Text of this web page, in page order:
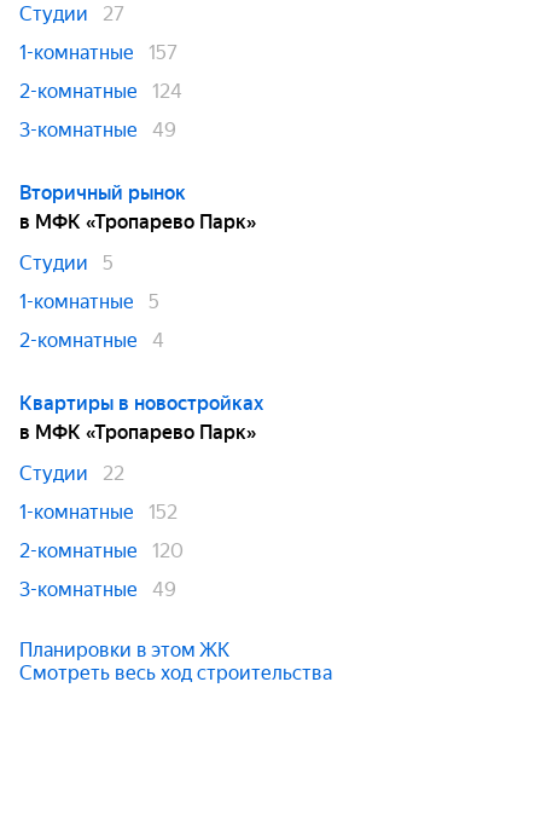
Студии
27
1-комнатные
157
2-комнатные
124
3-комнатные
49
Вторичный рынок
в МФК «Тропарево Парк»
Студии
5
1-комнатные
5
2-комнатные
4
Квартиры в новостройках
в МФК «Тропарево Парк»
Студии
22
1-комнатные
152
2-комнатные
120
3-комнатные
49
Планировки в этом ЖК
Смотреть весь ход строительства